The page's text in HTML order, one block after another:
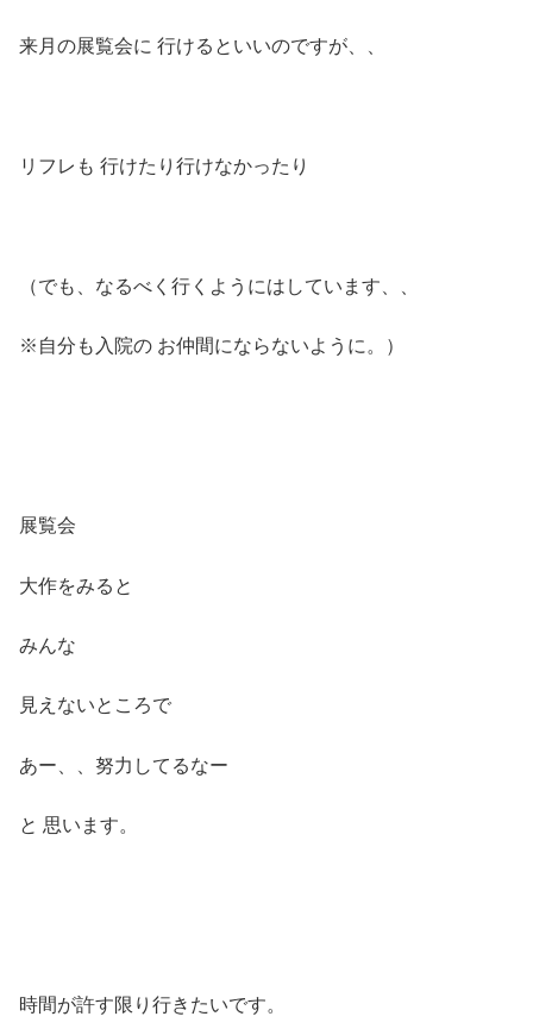
来月の展覧会に 行けるといいのですが、、
リフレも 行けたり行けなかったり
（でも、なるべく行くようにはしています、、
※自分も入院の お仲間にならないように。）
展覧会
大作をみると
みんな
見えないところで
あー、、努力してるなー
と 思います。
時間が許す限り行きたいです。